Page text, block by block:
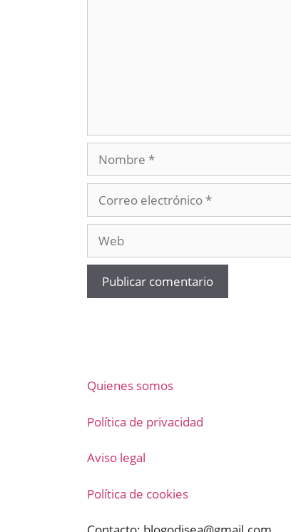
Nombre
electrónico
Quienes somos
Política de privacidad
Aviso legal
Política de cookies